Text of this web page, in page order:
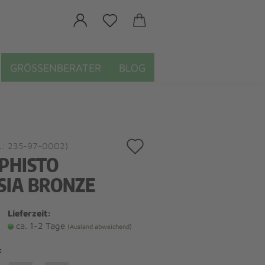
GRÖSSENBERATER BLOG
235-97-0002)
BRONZE
Lieferzeit:
ca. 1-2 Tage (Ausland abweichend)